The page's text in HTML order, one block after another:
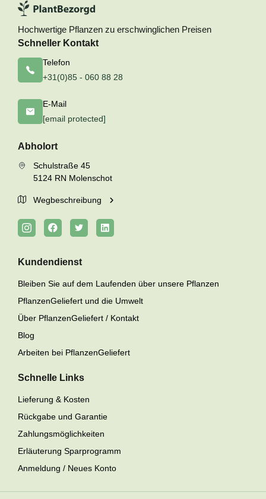
Hochwertige Pflanzen zu erschwinglichen Preisen
Schneller Kontakt
Telefon
+31(0)85 - 060 88 28
E-Mail
[email protected]
Abholort
Schulstraße 45
5124 RN Molenschot
Wegbeschreibung
Kundendienst
Bleiben Sie auf dem Laufenden über unsere Pflanzen
PflanzenGeliefert und die Umwelt
Über PflanzenGeliefert / Kontakt
Blog
Arbeiten bei PflanzenGeliefert
Schnelle Links
Lieferung & Kosten
Rückgabe und Garantie
Zahlungsmöglichkeiten
Erläuterung Sparprogramm
Anmeldung / Neues Konto